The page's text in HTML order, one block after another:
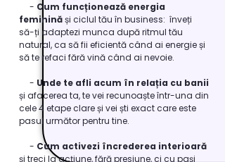
- Cum funcționează energia
femininăși ciclul tău în business: înveți
să-ți adaptezi munca după ritmul tău
natural, ca să fii eficientă când ai energie și
să te refaci fără vină când ai nevoie.​
- Unde te afli acum în relația cu banii
și afacerea ta, te vei recunoaște într-una din
cele 4 etape clare și vei ști exact care este
pasul următor pentru tine.
- Cum activezi încrederea interioară
și treci la acțiune, fără presiune, ci cu pași